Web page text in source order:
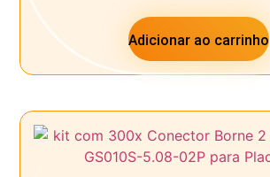
Adicionar ao carrinho